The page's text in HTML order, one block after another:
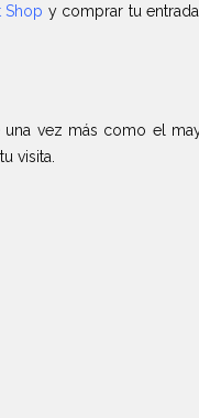
Shop y comprar tu
vez más como el
visita.